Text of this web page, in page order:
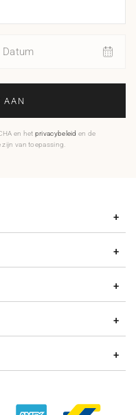
Datum
AAN
en het privacybeleid en de
zijn van toepassing.